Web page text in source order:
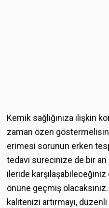
Kemik sağlığınıza ilişkin
zaman özen
erimesi sorunun erken
tedavi sürecinize de bir an
ileride
önüne geçmiş
kalitenizi artırmayı,